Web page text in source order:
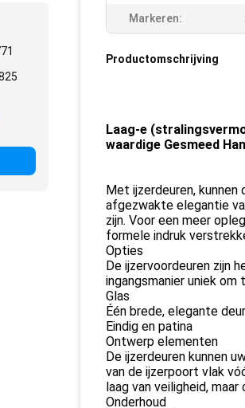
Markeren:
Productomschrijving
Laag-e
waardige Gesmeed
Met ijzerdeuren, kunnen
afgezwakte elegantie
zijn. Voor een meer
formele indruk
Opties
De ijzervoordeuren zijn
ingangsmanier uniek
Glas
Één brede, elegante
Eindig en patina
Ontwerp elementen
De ijzerdeuren kunnen
van de ijzerpoort vlak
laag van veiligheid,
Onderhoud